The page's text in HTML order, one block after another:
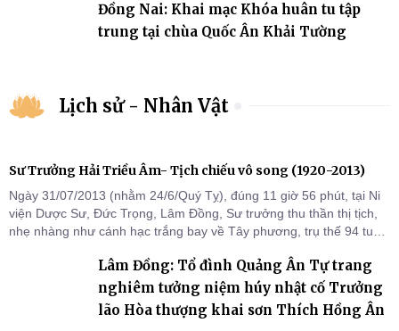
Đồng Nai: Khai mạc Khóa huân tu tập
trung tại chùa Quốc Ân Khải Tường
Lịch sử - Nhân Vật
Sư Trưởng Hải Triều Âm- Tịch chiếu vô song (1920-2013)
Ngày 31/07/2013 (nhằm 24/6/Quý Tỵ), đúng 11 giờ 56 phút, tại Ni
viện Dược Sư, Đức Trọng, Lâm Đồng, Sư trưởng thu thần thị tịch,
nhẹ nhàng như cánh hạc trắng bay về Tây phương, trụ thế 94 tuổi
Lâm Đồng: Tổ đình Quảng Ân Tự trang
nghiêm tưởng niệm húy nhật cố Trưởng
lão Hòa thượng khai sơn Thích Hồng Ân